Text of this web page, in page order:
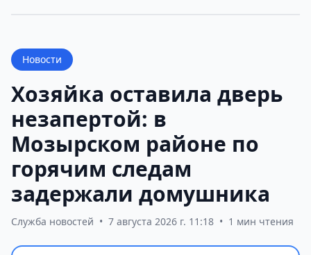
Новости
Хозяйка оставила дверь
незапертой: в
Мозырском районе по
горячим следам
задержали домушника
Служба новостей • 7 августа 2026 г. 11:18 • 1 мин чтения